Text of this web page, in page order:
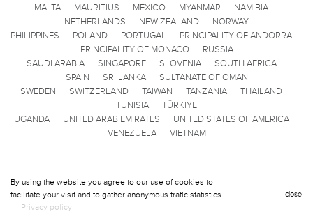
close
By using the website you agree to our use of cookies to
facilitate your visit and to gather anonymous trafic statistics.
Privacy policy
MALTA
MAURITIUS MEXICO MYANMAR
NAMIBIA
NETHERLANDS
NEW ZEALAND
NORWAY
PHILIPPINES
POLAND PORTUGAL
PRINCIPALITY OF ANDORRA
PRINCIPALITY OF MONACO
RUSSIA
SAUDI ARABIA
SINGAPORE SLOVENIA
SOUTH AFRICA
SPAIN
SRI LANKA
SULTANATE OF OMAN
SWEDEN
SWITZERLAND TAIWAN TANZANIA
THAILAND
TUNISIA
TÜRKIYE
UGANDA
UNITED ARAB EMIRATES
UNITED STATES OF AMERICA
VENEZUELA
VIETNAM